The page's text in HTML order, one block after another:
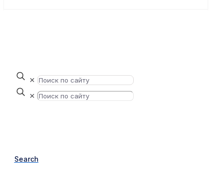
✕
✕
Search